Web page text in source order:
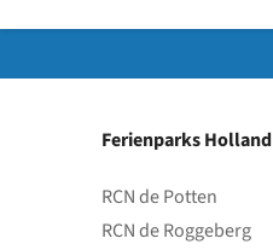
Ferienparks Holland
RCN de Potten
RCN de Roggeberg